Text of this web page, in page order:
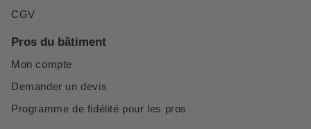
CGV
Pros du bâtiment
Mon compte
Demander un devis
Programme de fidélité pour les pros